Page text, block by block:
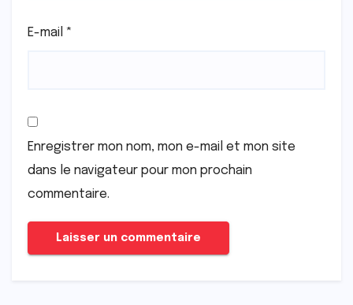
E-mail *
Enregistrer mon nom, mon e-mail et mon site
dans le navigateur pour mon prochain
commentaire.